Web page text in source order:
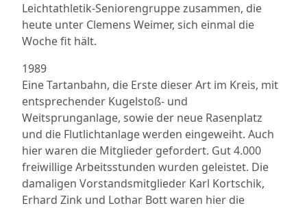
Leichtathletik-Seniorengruppe zusammen, die
heute unter Clemens Weimer, sich einmal die
Woche fit hält.
1989
Eine Tartanbahn, die Erste dieser Art im Kreis, mit
entsprechender Kugelstoß- und
Weitsprunganlage, sowie der neue Rasenplatz
und die Flutlichtanlage werden eingeweiht. Auch
hier waren die Mitglieder gefordert. Gut 4.000
freiwillige Arbeitsstunden wurden geleistet. Die
damaligen Vorstandsmitglieder Karl Kortschik,
Erhard Zink und Lothar Bott waren hier die